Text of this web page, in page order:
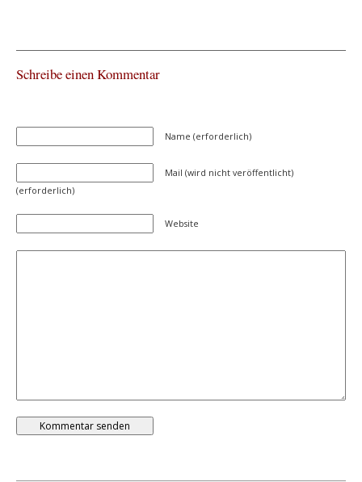
Schreibe einen Kommentar
Name (erforderlich)
Mail (wird nicht veröffentlicht)
(erforderlich)
Website